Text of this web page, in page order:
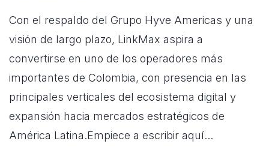
Con el respaldo del Grupo Hyve Americas y una
visión de largo plazo, LinkMax aspira a
convertirse en uno de los operadores más
importantes de Colombia, con presencia en las
principales verticales del ecosistema digital y
expansión hacia mercados estratégicos de
América Latina.Empiece a escribir aquí...